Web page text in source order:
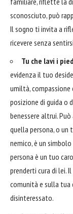
sconosciuto, può
Il sogno ti invita a
ricevere senza
Tu che lavi i
evidenza il tuo
umiltà, compassione
posizione di guida o
benessere altrui.
quella persona, o un
nemico, è un
persona è un tuo
prenderti cura di lei.
comunità e sulla tua
disinteressato.